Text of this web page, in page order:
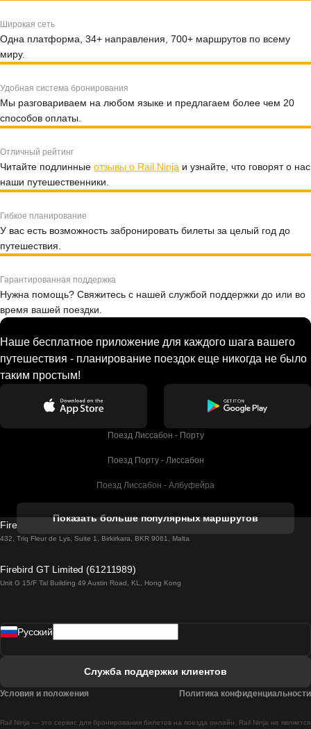
Широкая сеть
Одна платформа, 34+ направления, 700+ маршрутов по всему
миру.
Удобная система бронирования
Мы разговариваем на любом языке и предлагаем более чем 20
способов оплаты.
Отличный рейтинг
Читайте подлинные отзывы о Rail Ninja и узнайте, что говорят о нас
наши путешественники.
Гибкое планирование
У вас есть возможность забронировать билеты за целый год до
путешествия.
Гарантированная поддержка
Нужна помощь? Свяжитесь с нашей службой поддержки до или во
время вашей поездки.
Наше бесплатное приложение для каждого шага вашего
путешествия - планирование поездок еще никогда не было
таким простым!
Поезд Лиссабон - Порту
Поезд Порту - Лиссабон
Поезд Лиссабон - Албуфейра
Поезд Лиссабон - Лагос
Поезд Лиссабон - Мадрид
Показать больше популярных маршрутов
Firebird GT Limited (OC 1451)
432, Triq Fleur de Lys, Suite 1, Birkirkara, BKR 9061, Malta
Firebird GT Limited (61211989)
Unit G 15/F Tal Building 49 Austin Road, KL, Hong Kong
Rail Ninja — это сервис для бронирования билетов на поезда онлайн. Rail Ninja не является
Pусский
Служба поддержки клиентов
Условия и положения Политика конфиденциальности